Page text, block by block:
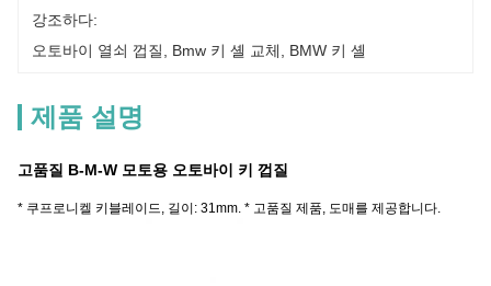
강조하다:
오토바이 열쇠 껍질
Bmw 키 셸 교체 BMW 키 셸
제품 설명
고품질 B-M-W 모토용 오토바이 키 껍질
* 쿠프로니켈 키블레이드, 길이: 31mm. * 고품질 제품, 도매를 제공합니다.